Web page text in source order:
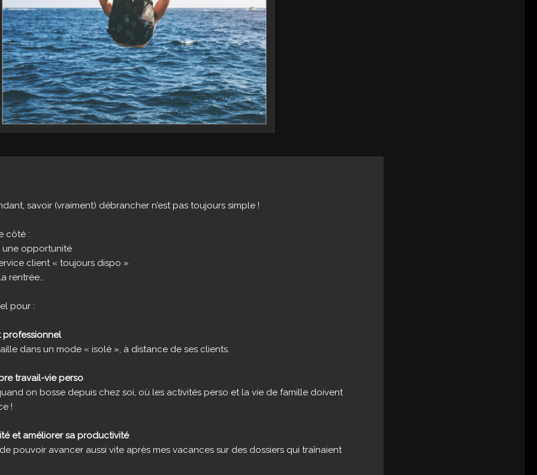
savoir (vraiment) débrancher n’est pas toujours simple !
côté :
une opportunité
client « toujours dispo »
rentrée…
pour :
professionnel
dans un mode « isolé », à distance de ses clients.
travail-vie perso
on bosse depuis chez soi, où les activités perso et la vie de famille doivent
!
et améliorer sa productivité
pouvoir avancer aussi vite après mes vacances sur des dossiers qui traînaient